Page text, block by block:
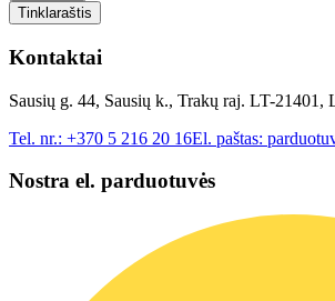
Tinklaraštis
Kontaktai
Sausių g. 44, Sausių k., Trakų raj. LT-21401,
Tel. nr.: +370 5 216 20 16El. paštas:
Nostra el. parduotuvės